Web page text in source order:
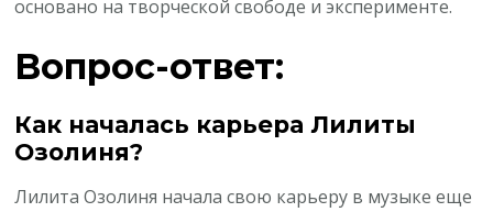
основано на творческой свободе и эксперименте.
Вопрос-ответ:
Как началась карьера Лилиты
Озолиня?
Лилита Озолиня начала свою карьеру в музыке еще